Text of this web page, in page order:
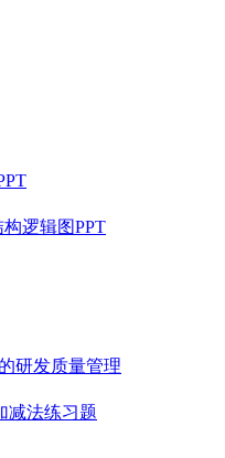
构逻辑图PPT
研发质量管理
减法练习题